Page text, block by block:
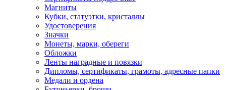
Магниты
Кубки, статуэтки, кристаллы
Удостоверения
Значки
Монеты, марки, обереги
Обложки
Ленты наградные и повязки
Дипломы, сертификаты, грамоты, адресные папки
Медали и ордена